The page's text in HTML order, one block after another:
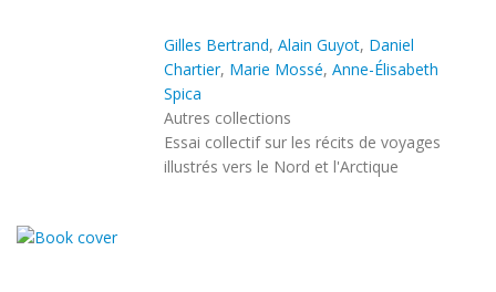
Gilles Bertrand, Alain Guyot, Daniel
Chartier, Marie Mossé, Anne-Élisabeth
Spica
Autres collections
Essai collectif sur les récits de voyages
illustrés vers le Nord et l'Arctique